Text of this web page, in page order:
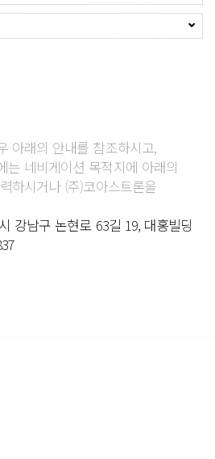
아래의 안내를 참조하시고,
는 네비게이션 목적지에 아래의
하시거나 (주)코아스트론을
강남구 논현로 63길 19, 대홍빌딩